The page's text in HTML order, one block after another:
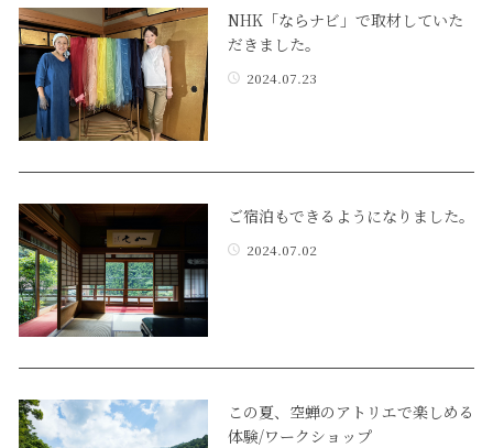
NHK「ならナビ」で取材していた
だきました。
2024.07.23
ご宿泊もできるようになりました。
2024.07.02
この夏、空蝉のアトリエで楽しめる
体験/ワークショップ